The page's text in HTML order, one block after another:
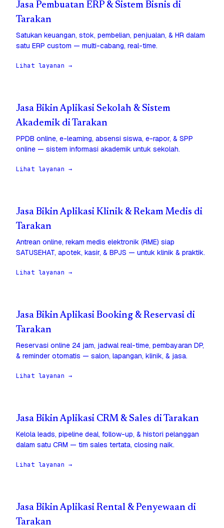
Jasa Pembuatan ERP & Sistem Bisnis di
Tarakan
Satukan keuangan, stok, pembelian, penjualan, & HR dalam
satu ERP custom — multi-cabang, real-time.
Lihat layanan →
Jasa Bikin Aplikasi Sekolah & Sistem
Akademik di Tarakan
PPDB online, e-learning, absensi siswa, e-rapor, & SPP
online — sistem informasi akademik untuk sekolah.
Lihat layanan →
Jasa Bikin Aplikasi Klinik & Rekam Medis di
Tarakan
Antrean online, rekam medis elektronik (RME) siap
SATUSEHAT, apotek, kasir, & BPJS — untuk klinik & praktik.
Lihat layanan →
Jasa Bikin Aplikasi Booking & Reservasi di
Tarakan
Reservasi online 24 jam, jadwal real-time, pembayaran DP,
& reminder otomatis — salon, lapangan, klinik, & jasa.
Lihat layanan →
Jasa Bikin Aplikasi CRM & Sales di Tarakan
Kelola leads, pipeline deal, follow-up, & histori pelanggan
dalam satu CRM — tim sales tertata, closing naik.
Lihat layanan →
Jasa Bikin Aplikasi Rental & Penyewaan di
Tarakan